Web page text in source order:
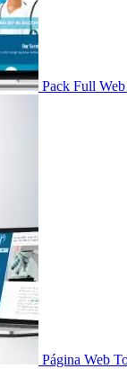
Pack Full
Página Web